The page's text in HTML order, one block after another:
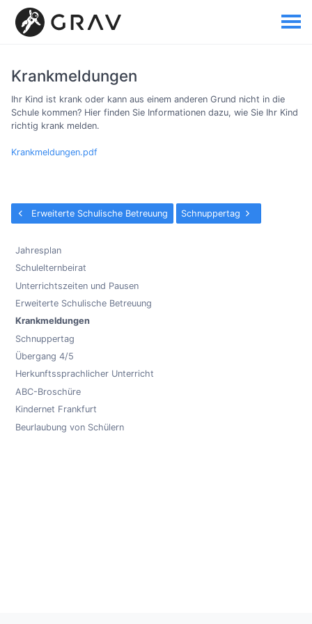
Krankmeldungen
Ihr Kind ist krank oder kann aus einem anderen Grund nicht in die
Schule kommen? Hier finden Sie Informationen dazu, wie Sie Ihr Kind
richtig krank melden.
Krankmeldungen.pdf
Erweiterte Schulische Betreuung Schnuppertag
Jahresplan
Schulelternbeirat
Unterrichtszeiten und Pausen
Erweiterte Schulische Betreuung
Krankmeldungen
Schnuppertag
Übergang 4/5
Herkunftssprachlicher Unterricht
ABC-Broschüre
Kindernet Frankfurt
Beurlaubung von Schülern